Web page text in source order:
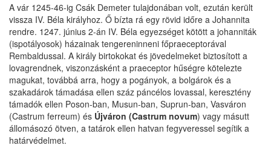
A vár 1245-46-ig Csák Demeter tulajdonában volt, ezután került
vissza IV. Béla királyhoz. Ő bízta rá egy rövid időre a Johannita
rendre. 1247. június 2-án IV. Béla egyezséget kötött a johanniták
(ispotályosok) házainak tengereninneni főpraeceptorával
Rembaldussal. A király birtokokat és jövedelmeket biztosított a
lovagrendnek, viszonzásként a praeceptor hűségre kötelezte
magukat, továbbá arra, hogy a pogányok, a bolgárok és a
szakadárok támadása ellen száz páncélos lovassal, keresztény
támadók ellen Poson-ban, Musun-ban, Suprun-ban, Vasváron
(Castrum ferreum) és Újváron (Castrum novum) vagy másutt
állomásozó ötven, a tatárok ellen hatvan fegyveressel segítik a
határvédelmet.